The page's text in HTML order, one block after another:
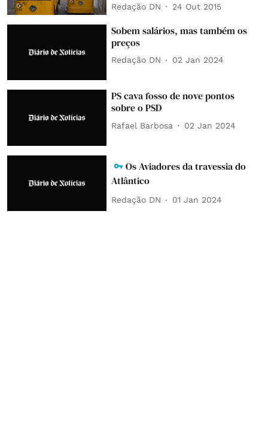
Redação DN 24 Out 2015
Sobem salários, mas também os
preços
Redação DN 02 Jan 2024
PS cava fosso de nove pontos
sobre o PSD
Rafael Barbosa 02 Jan 2024
Os Aviadores da travessia do
Atlântico
Redação DN 01 Jan 2024